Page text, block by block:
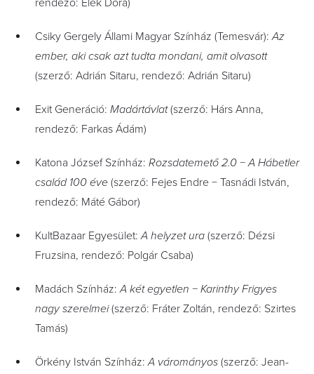
rendező: Elek Dóra)
Csiky Gergely Állami Magyar Színház (Temesvár):Az
ember, aki csak azt tudta mondani, amit olvasott
(szerző: Adrián Sitaru, rendező: Adrián Sitaru)
Exit Generáció: Madártávlat(szerző: Hárs Anna,
rendező: Farkas Ádám)
Katona József Színház: Rozsdatemető 2.0 − A Hábetler
család 100 éve (szerző: Fejes Endre − Tasnádi István,
rendező: Máté Gábor)
KultBazaar Egyesület:A helyzet ura (szerző: Dézsi
Fruzsina, rendező: Polgár Csaba)
Madách Színház:A két egyetlen − Karinthy Frigyes
nagy szerelmei(szerző: Fráter Zoltán, rendező: Szirtes
Tamás)
Örkény István Színház:A várományos (szerző: Jean-